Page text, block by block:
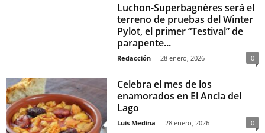
Luchon-Superbagnères será el
terreno de pruebas del Winter
Pylot, el primer “Testival” de
parapente...
Redacción - 28 enero, 2026 0
Celebra el mes de los
enamorados en El Ancla del
Lago
Luis Medina - 28 enero, 2026 0